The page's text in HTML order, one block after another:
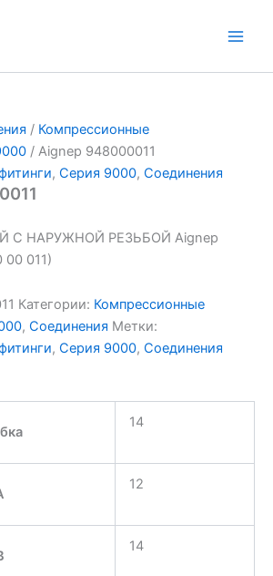
/ Компрессионные
/ Aignep 948000011
, Серия 9000, Соединения
С НАРУЖНОЙ РЕЗЬБОЙ Aignep
00 011)
Категории: Компрессионные
, Соединения Метки:
, Серия 9000, Соединения
14
12
14